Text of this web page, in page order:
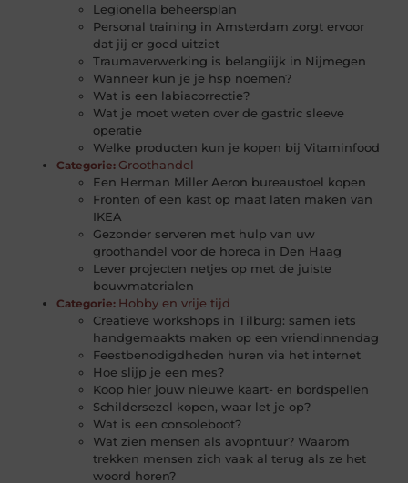
Legionella beheersplan
Personal training in Amsterdam zorgt ervoor
dat jij er goed uitziet
Traumaverwerking is belangiijk in Nijmegen
Wanneer kun je je hsp noemen?
Wat is een labiacorrectie?
Wat je moet weten over de gastric sleeve
operatie
Welke producten kun je kopen bij Vitaminfood
Categorie: Groothandel
Een Herman Miller Aeron bureaustoel kopen
Fronten of een kast op maat laten maken van
IKEA
Gezonder serveren met hulp van uw
groothandel voor de horeca in Den Haag
Lever projecten netjes op met de juiste
bouwmaterialen
Categorie: Hobby en vrije tijd
Creatieve workshops in Tilburg: samen iets
handgemaakts maken op een vriendinnendag
Feestbenodigdheden huren via het internet
Hoe slijp je een mes?
Koop hier jouw nieuwe kaart- en bordspellen
Schildersezel kopen, waar let je op?
Wat is een consoleboot?
Wat zien mensen als avopntuur? Waarom
trekken mensen zich vaak al terug als ze het
woord horen?